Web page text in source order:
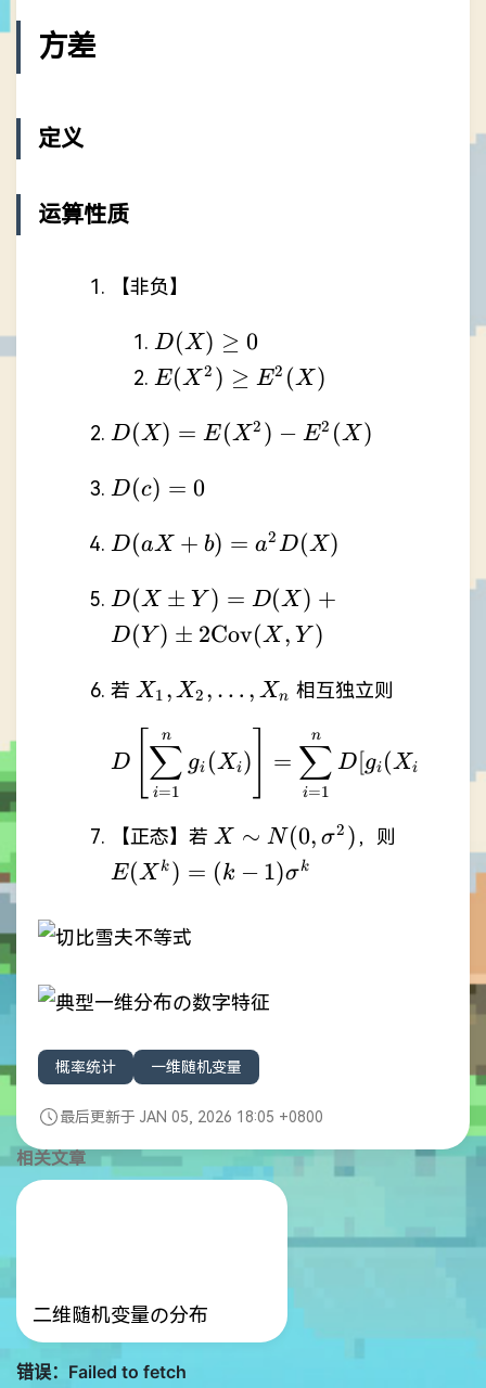
方差
定义
运算性质
【非负】
D(X)
\ge 0
D(X) ≥ 0
E(X^{2})
E^{2}(X)
E(X 2 ) ≥ E2 (X )
D(X)=E(X^{2})-
D(X) = E(X2 ) − E2 (X )
D(c)=0
D(c) = 0
D(aX+b)=a^{2}D(X)
D(aX + b) = a2D(X)
D(X\pm
(X,Y)
D(X ± Y ) = D(X ) +
D(Y ) ± 2Cov(X , Y )
若 X_{1},
\dots,
X_{n}
X1 , X2 , … , Xn 相互独立则
D\left[
D
i=1
∑
n
gi (Xi) =
i=1
∑
n
D[gi (Xi
【正态】若 X\sim
N(0,\sigma^{2})
X ∼ N (0, σ2 ) ，则
E(X k ) = (k − 1)σk
概率统计 一维随机变量
最后更新于 JAN 05, 2026 18:05 +0800
相关文章
二维随机变量の分布